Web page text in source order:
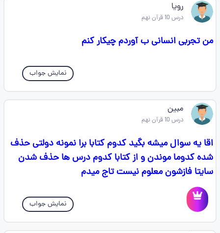
رویا
درس 10 قرآن نهم
من تجربی انسانی ب آوردم چیکار کنم
نمایش جواب
مبین
درس 10 قرآن نهم
اقا یه سوال میشه بگید کدوم کتابا برا نمونه دولتی حذف
شده کدوما موندن و از کتابا کدوم درس ها حذف شدن
سایتا فازشون معلوم نیست تاج میدم
نمایش جواب